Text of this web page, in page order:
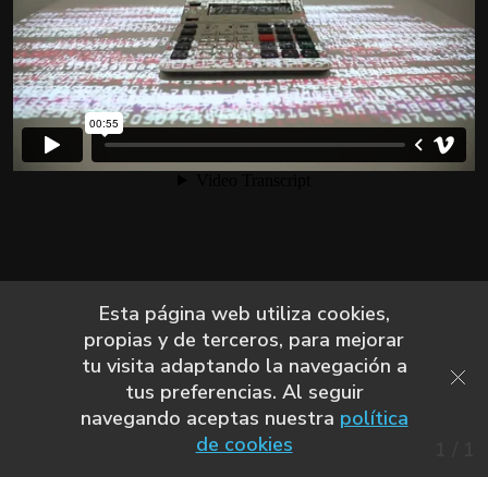
Esta página web utiliza cookies,
propias y de terceros, para mejorar
tu visita adaptando la navegación a
tus preferencias. Al seguir
navegando aceptas nuestra política
de cookies